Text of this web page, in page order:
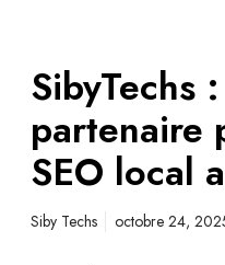
SibyTechs
partenaire
SEO local
Siby Techs octobre 24,